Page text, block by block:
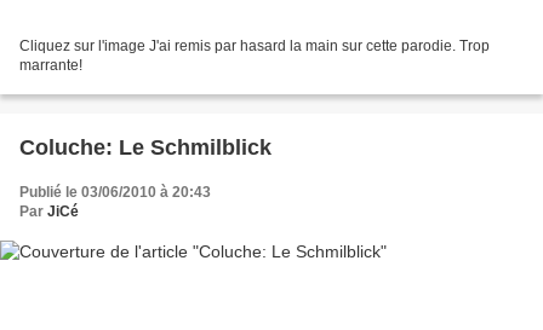
Cliquez sur l'image J'ai remis par hasard la main sur cette parodie. Trop
marrante!
Coluche: Le Schmilblick
Publié le 03/06/2010 à 20:43
Par JiCé